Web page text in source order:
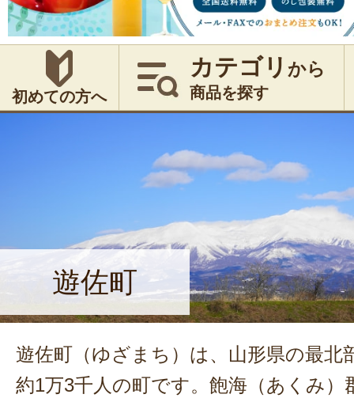
初めての方へ
カテゴリ から
商品を探す
遊佐町
遊佐町（ゆざまち）は、山形県の最北
約1万3千人の町です。飽海（あくみ）